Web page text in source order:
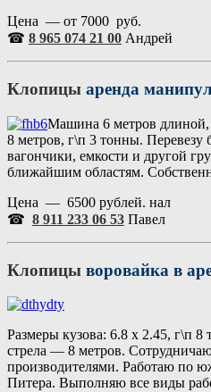
Цена — от 7000 руб.
☎ 8 965 074 21 00 Андрей
Клопицы аренда
Машина 6 метров длиной,
8 метров, г\п 3 тонны. Перевезу
вагончики, емкости и другой
ближайшим областям.
Цена — 6500 рублей. нал
☎ 8 911 233 06 53 Павел
Клопицы воровайка в
Размеры кузова: 6.8 х 2.45, г\п 8
стрела — 8 метров.
производителями. Работаю по
Питера. Выполняю все виды